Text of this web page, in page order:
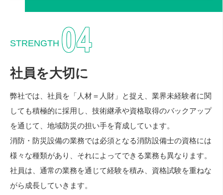
STRENGTH
社員を大切に
弊社では、社員を「人材＝人財」と捉え、業界未経験者に関
しても積極的に採用し、技術継承や資格取得のバックアップ
を通じて、地域防災の担い手を育成しています。
消防・防災設備の業務では必須となる消防設備士の資格には
様々な種類があり、それによってできる業務も異なります。
社員は、通常の業務を通じて経験を積み、資格試験を重ねな
がら成長していきます。